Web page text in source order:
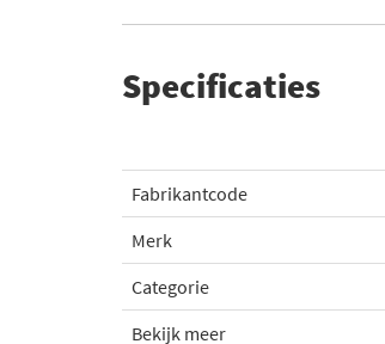
Specificaties
Fabrikantcode
Merk
Categorie
Bekijk meer